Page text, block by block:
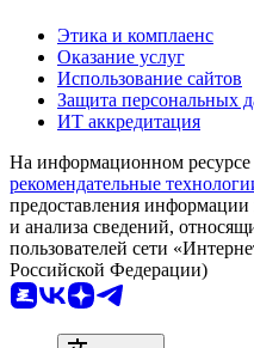
Этика и комплаенс
Оказание услуг
Использование сайтов
Защита персональных
ИТ аккредитация
На информационном ресурсе
рекомендательные
предоставления информации
и анализа сведений,
пользователей сети
Российской Федерации)